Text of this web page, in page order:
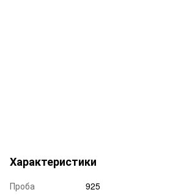
Характеристики
Проба
925